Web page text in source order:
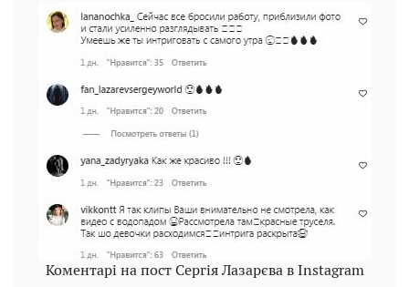
Коментарі на пост Сергія Лазарєва в Instagram